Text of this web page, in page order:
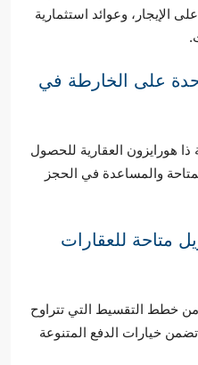
الإيجار، وعوائد استثمارية
على الخارطة في
هورايزون العقارية للحصول
والمساعدة في الحجز
متاحة للعقارات
من خطط التقسيط التي تتراوح
تضمن خيارات الدفع المتنوعة